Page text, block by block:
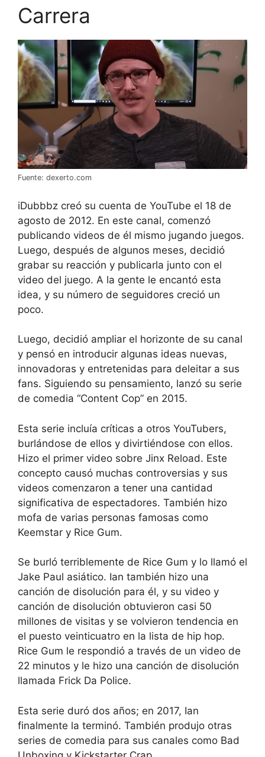
Carrera
Fuente: dexerto.com
iDubbbz creó su cuenta de YouTube el 18 de
agosto de 2012. En este canal, comenzó
publicando videos de él mismo jugando juegos.
Luego, después de algunos meses, decidió
grabar su reacción y publicarla junto con el
video del juego. A la gente le encantó esta
idea, y su número de seguidores creció un
poco.
Luego, decidió ampliar el horizonte de su canal
y pensó en introducir algunas ideas nuevas,
innovadoras y entretenidas para deleitar a sus
fans. Siguiendo su pensamiento, lanzó su serie
de comedia “Content Cop” en 2015.
Esta serie incluía críticas a otros YouTubers,
burlándose de ellos y divirtiéndose con ellos.
Hizo el primer video sobre Jinx Reload. Este
concepto causó muchas controversias y sus
videos comenzaron a tener una cantidad
significativa de espectadores. También hizo
mofa de varias personas famosas como
Keemstar y Rice Gum.
Se burló terriblemente de Rice Gum y lo llamó el
Jake Paul asiático. Ian también hizo una
canción de disolución para él, y su video y
canción de disolución obtuvieron casi 50
millones de visitas y se volvieron tendencia en
el puesto veinticuatro en la lista de hip hop.
Rice Gum le respondió a través de un video de
22 minutos y le hizo una canción de disolución
llamada Frick Da Police.
Esta serie duró dos años; en 2017, Ian
finalmente la terminó. También produjo otras
series de comedia para sus canales como Bad